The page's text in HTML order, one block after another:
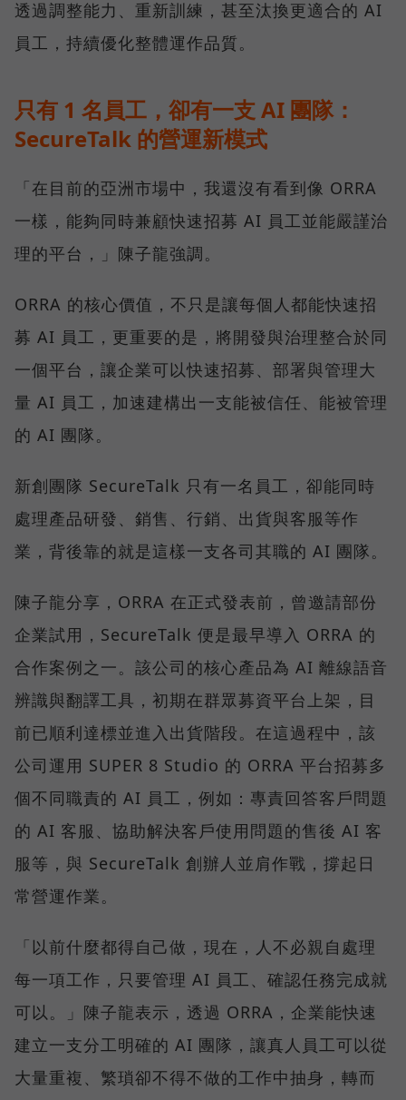
透過調整能力、重新訓練，甚至汰換更適合的 AI
員工，持續優化整體運作品質。
只有 1 名員工，卻有一支 AI 團隊：
SecureTalk 的營運新模式
「在目前的亞洲市場中，我還沒有看到像 ORRA
一樣，能夠同時兼顧快速招募 AI 員工並能嚴謹治
理的平台，」陳子龍強調。
ORRA 的核心價值，不只是讓每個人都能快速招
募 AI 員工，更重要的是，將開發與治理整合於同
一個平台，讓企業可以快速招募、部署與管理大
量 AI 員工，加速建構出一支能被信任、能被管理
的 AI 團隊。
新創團隊 SecureTalk 只有一名員工，卻能同時
處理產品研發、銷售、行銷、出貨與客服等作
業，背後靠的就是這樣一支各司其職的 AI 團隊。
陳子龍分享，ORRA 在正式發表前，曾邀請部份
企業試用，SecureTalk 便是最早導入 ORRA 的
合作案例之一。該公司的核心產品為 AI 離線語音
辨識與翻譯工具，初期在群眾募資平台上架，目
前已順利達標並進入出貨階段。在這過程中，該
公司運用 SUPER 8 Studio 的 ORRA 平台招募多
個不同職責的 AI 員工，例如：專責回答客戶問題
的 AI 客服、協助解決客戶使用問題的售後 AI 客
服等，與 SecureTalk 創辦人並肩作戰，撐起日
常營運作業。
「以前什麼都得自己做，現在，人不必親自處理
每一項工作，只要管理 AI 員工、確認任務完成就
可以。」陳子龍表示，透過 ORRA，企業能快速
建立一支分工明確的 AI 團隊，讓真人員工可以從
大量重複、繁瑣卻不得不做的工作中抽身，轉而